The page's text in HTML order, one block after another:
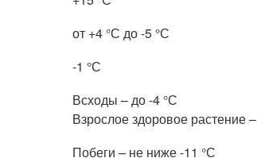
от +4 °С до -5 °С
-1 °С
Всходы – до -4 °С
Взрослое здоровое растение
Побеги – не ниже -11 °С